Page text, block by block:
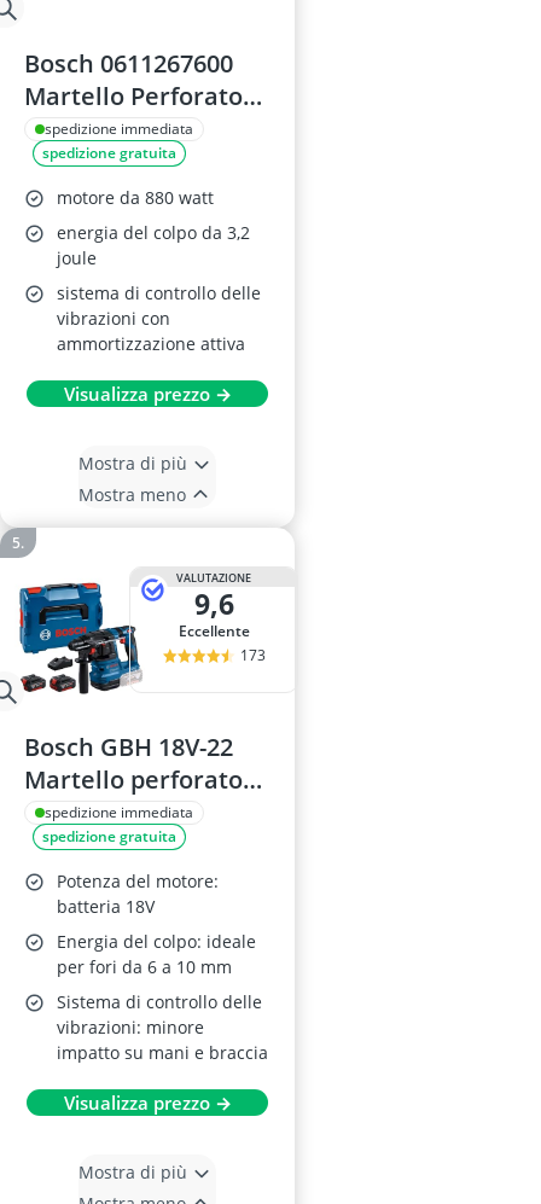
Bosch 0611267600
Martello Perforatore
SDS-Plus GBH 2-28 F
spedizione immediata
spedizione gratuita
motore da 880 watt
energia del colpo da 3,2
joule
sistema di controllo delle
vibrazioni con
ammortizzazione attiva
Visualizza prezzo →
Mostra di più
Mostra meno
VALUTAZIONE
9,6
Eccellente
173
Bosch GBH 18V-22
Martello perforatore
a batteria
spedizione immediata
spedizione gratuita
Potenza del motore:
batteria 18V
Energia del colpo: ideale
per fori da 6 a 10 mm
Sistema di controllo delle
vibrazioni: minore
impatto su mani e braccia
Visualizza prezzo →
Mostra di più